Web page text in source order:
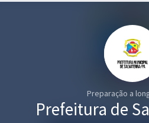
Graduação
Preparação a
Prefeitura de